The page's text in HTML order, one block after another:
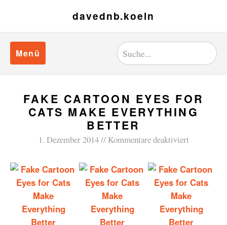
davednb.koeln
Menü
FAKE CARTOON EYES FOR
CATS MAKE EVERYTHING
BETTER
1. Dezember 2014 Kommentare deaktiviert